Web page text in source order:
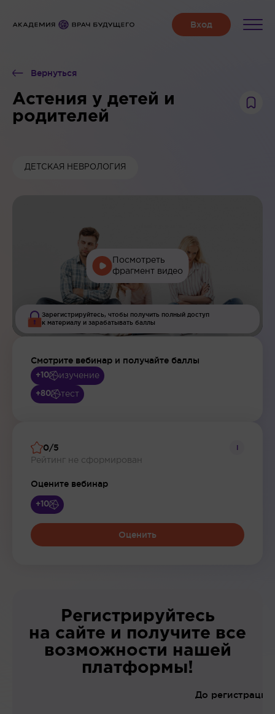
Вернуться
Астения у детей и
родителей
ДЕТСКАЯ НЕВРОЛОГИЯ
Посмотреть
фрагмент видео
Зарегистрируйтесь, чтобы получить полный доступ
к материалу и зарабатывать баллы
Смотрите вебинар и получайте баллы
+10 изучение
+80 тест
0/5
Рейтинг не сформирован
i
Оцените вебинар
+10
Оценить
Регистрируйтесь
на сайте и получите все
возможности нашей
платформы!
До регистрации